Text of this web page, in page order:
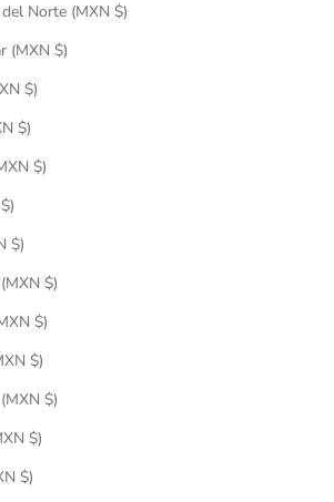
Macedonia del Norte (MXN $)
Madagascar (MXN $)
Malasia (MXN $)
Malaui (MXN $)
Maldivas (MXN $)
Mali (MXN $)
Malta (MXN $)
Marruecos (MXN $)
Martinica (MXN $)
Mauricio (MXN $)
Mauritania (MXN $)
Mayotte (MXN $)
México (MXN $)